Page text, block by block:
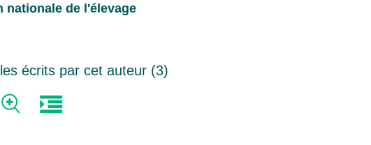
nationale de l'élevage
écrits par cet auteur (3)